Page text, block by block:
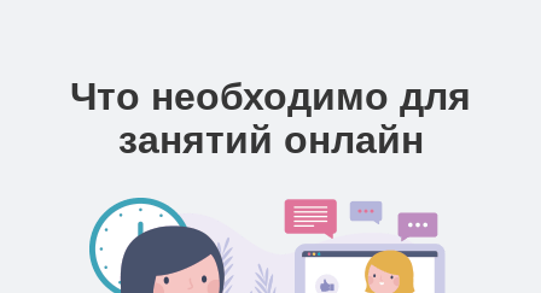
Что необходимо для
занятий онлайн